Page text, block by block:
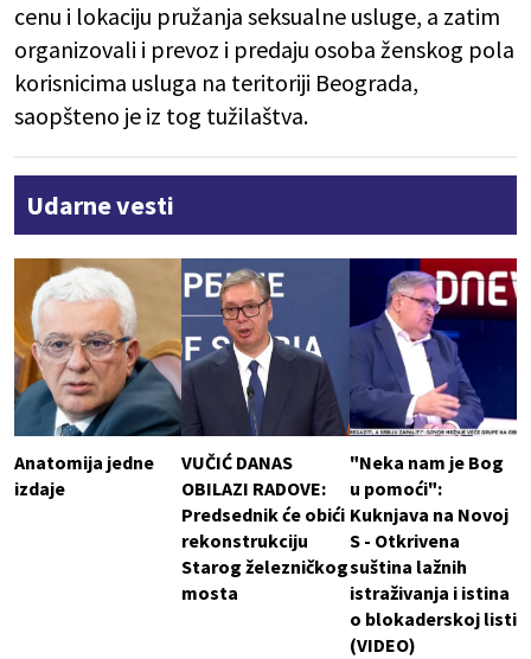
cenu i lokaciju pružanja seksualne usluge, a zatim
organizovali i prevoz i predaju osoba ženskog pola
korisnicima usluga na teritoriji Beograda,
saopšteno je iz tog tužilaštva.
Udarne vesti
Anatomija jedne
izdaje
VUČIĆ DANAS
OBILAZI RADOVE:
Predsednik će obići
rekonstrukciju
Starog železničkog
mosta
"Neka nam je Bog
u pomoći":
Kuknjava na Novoj
S - Otkrivena
suština lažnih
istraživanja i istina
o blokaderskoj listi
(VIDEO)